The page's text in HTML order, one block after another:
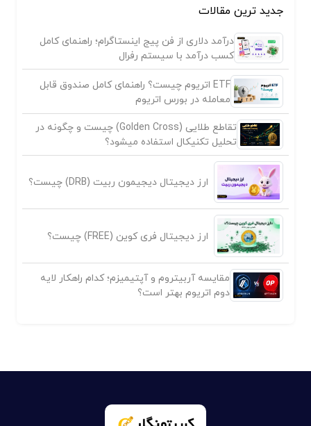
جدید ترین مقالات
درآمد دلاری از فن پیج اینستاگرام؛ راهنمای کامل
کسب درآمد با سیستم رفرال
ETF اتریوم چیست؟ راهنمای کامل صندوق قابل
معامله در بورس اتریوم
تقاطع طلایی (Golden Cross) چیست و چگونه در
تحلیل تکنیکال استفاده میشود؟
ارز دیجیتال دیجیمون ربیت (DRB) چیست؟
ارز دیجیتال فری کوین (FREE) چیست؟
مقایسه آربیتروم و آپتیمیزم؛ کدام راهکار لایه
دوم اتریوم بهتر است؟